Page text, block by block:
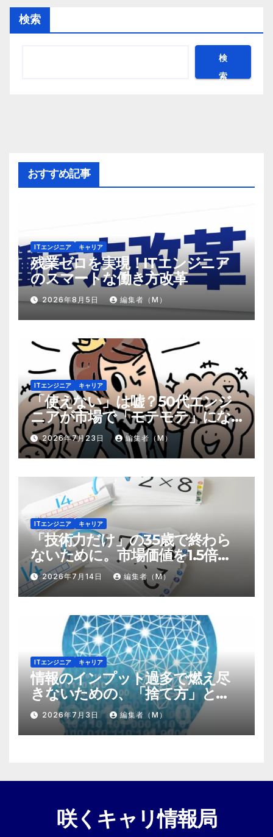
検索
検
索
おすすめ記事
ITエンジニア キャリア
残業ゼロを実現！ITエンジニア
のスマートな働き方改革
2026年8月5日 編集者（M）
ITエンジニア キャリア
「使えない」は嘘？50代エンジ
ニアが市場で「モテモテ」にな
るための8個の強み
2026年7月23日 編集者（M）
ITエンジニア キャリア
「技術力だけ」の35歳で終わら
ないために。市場価値を1.5倍に
する『プラスα』の掛け算
2026年7月14日 編集者（M）
ITエンジニア キャリア
情報のインプット過多で燃え尽
きないための、「捨て方」と
「情報の絞り方」
2026年7月3日 編集者（M）
咲くキャリ情報局